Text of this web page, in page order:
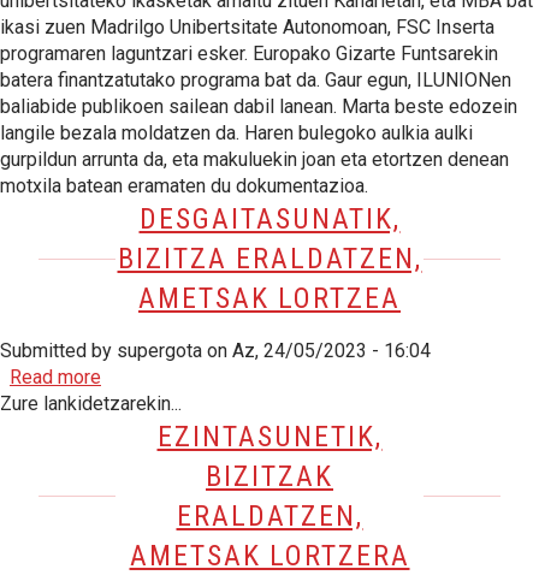
ikasi zuen Madrilgo Unibertsitate Autonomoan, FSC Inserta
programaren laguntzari esker. Europako Gizarte Funtsarekin
batera finantzatutako programa bat da. Gaur egun, ILUNIONen
baliabide publikoen sailean dabil lanean. Marta beste edozein
langile bezala moldatzen da. Haren bulegoko aulkia aulki
gurpildun arrunta da, eta makuluekin joan eta etortzen denean
motxila batean eramaten du dokumentazioa.
DESGAITASUNATIK,
BIZITZA ERALDATZEN,
AMETSAK LORTZEA
Submitted by supergota on Az, 24/05/2023 - 16:04
Read moreabout Desgaitasunatik, bizitza eraldatzen, ametsak
Zure lankidetzarekin...
EZINTASUNETIK,
BIZITZAK
ERALDATZEN,
AMETSAK LORTZERA